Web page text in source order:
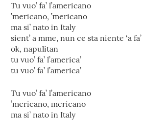
Tu vuo’ fa’ l’americano
’mericano, ’mericano
ma si’ nato in Italy
sient’ a mme, nun ce sta niente ‘a fa’
ok, napulitan
tu vuo’ fa’ l’america’
tu vuo’ fa’ l’america’
Tu vuo’ fa’ l’americano
’mericano, mericano
ma si’ nato in Italy